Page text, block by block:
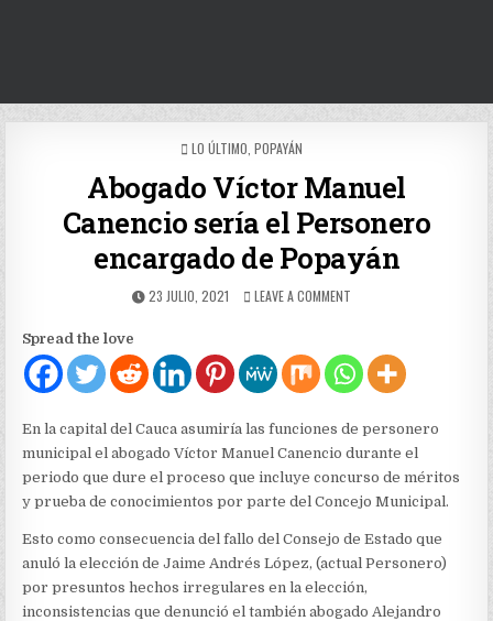
POSTED
LO ÚLTIMO POPAYÁN
Abogado Víctor Manuel
Canencio sería el Personero
encargado de Popayán
PUBLISHED
23 JULIO, 2021 LEAVE A COMMENTON
MANUEL
CANENCIO
SERÍA
PERSONERO
ENCARGADO
DE
POPAYÁN
Spread the love
En la capital del Cauca asumiría las funciones de personero
municipal el abogado Víctor Manuel Canencio durante el
periodo que dure el proceso que incluye concurso de méritos
y prueba de conocimientos por parte del Concejo Municipal.
Esto como consecuencia del fallo del Consejo de Estado que
anuló la elección de Jaime Andrés López, (actual Personero)
por presuntos hechos irregulares en la elección,
inconsistencias que denunció el también abogado Alejandro